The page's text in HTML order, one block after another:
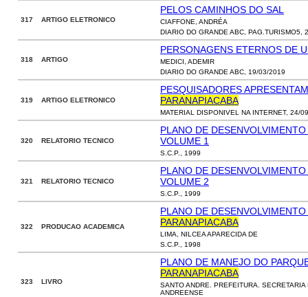
317 ARTIGO ELETRONICO
PELOS CAMINHOS DO SAL
CIAFFONE, ANDRÉA
DIARIO DO GRANDE ABC, PAG.TURISMO5,
318 ARTIGO
PERSONAGENS ETERNOS DE
MEDICI, ADEMIR
DIARIO DO GRANDE ABC, 19/03/2019
319 ARTIGO ELETRONICO
PESQUISADORES
PARANAPIACABA
MATERIAL DISPONIVEL NA INTERNET, 24/
320 RELATORIO TECNICO
PLANO DE
VOLUME 1
S.C.P., 1999
321 RELATORIO TECNICO
PLANO DE
VOLUME 2
S.C.P., 1999
322 PRODUCAO ACADEMICA
PLANO DE
PARANAPIACABA
LIMA, NILCEA APARECIDA DE
S.C.P., 1998
323 LIVRO
PLANO DE MANEJO DO
PARANAPIACABA
SANTO ANDRE. PREFEITURA.
ANDREENSE